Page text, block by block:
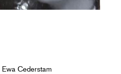
Cederstam